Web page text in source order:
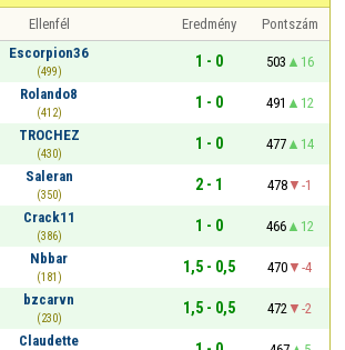
Ellenfél Eredmény
Pontszám
Escorpion36
(499)
1 - 0 503
16
Rolando8
(412)
1 - 0 491
12
TROCHEZ
(430)
1 - 0 477
14
Saleran
(350)
2 - 1 478
-1
Crack11
(386)
1 - 0 466
12
Nbbar
(181)
1,5 - 0,5 470
-4
bzcarvn
(230)
1,5 - 0,5 472
-2
Claudette